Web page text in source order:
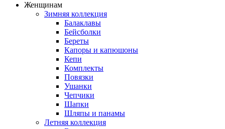
Женщинам
Зимняя коллекция
Балаклавы
Бейсболки
Береты
Капоры и капюшоны
Кепи
Комплекты
Повязки
Ушанки
Чепчики
Шапки
Шляпы и панамы
Летняя коллекция